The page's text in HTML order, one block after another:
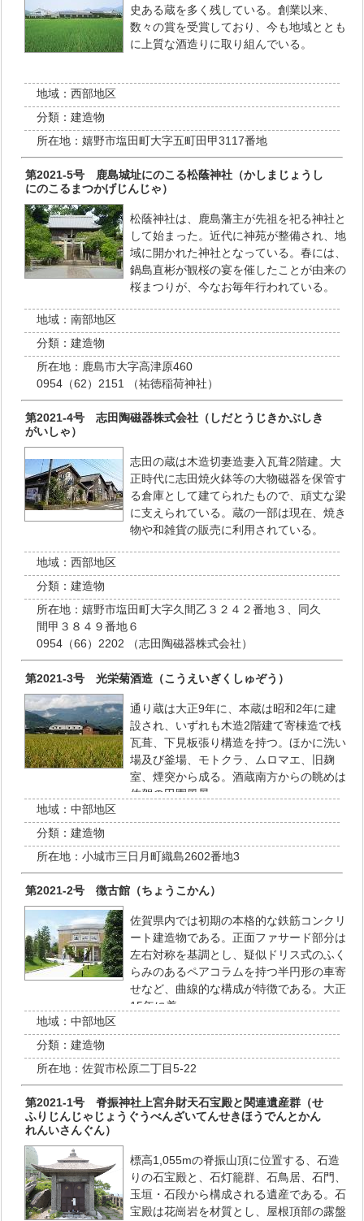
史ある蔵を多く残している。創業以来、
数々の賞を受賞しており、今も地域ととも
に上質な酒造りに取り組んでいる。
地域： 西部地区
分類： 建造物
所在地： 嬉野市塩田町大字五町田甲3117番地
第2021‐5号 鹿島城址にのこる松蔭神社（かしまじょうし
にのこるまつかげじんじゃ）
松蔭神社は、鹿島藩主が先祖を祀る神社と
して始まった。近代に神苑が整備され、地
域に開かれた神社となっている。春には、
鍋島直彬が観桜の宴を催したことが由来の
桜まつりが、今なお毎年行われている。
地域： 南部地区
分類： 建造物
所在地： 鹿島市大字高津原460
0954（62）2151 （祐徳稲荷神社）
第2021‐4号 志田陶磁器株式会社（しだとうじきかぶしき
がいしゃ）
志田の蔵は木造切妻造妻入瓦葺2階建。大
正時代に志田焼火鉢等の大物磁器を保管す
る倉庫として建てられたもので、頑丈な梁
に支えられている。蔵の一部は現在、焼き
物や和雑貨の販売に利用されている。
地域： 西部地区
分類： 建造物
所在地： 嬉野市塩田町大字久間乙３２４２番地３、同久
間甲３８４９番地６
0954（66）2202 （志田陶磁器株式会社）
第2021‐3号 光栄菊酒造（こうえいぎくしゅぞう）
通り蔵は大正9年に、本蔵は昭和2年に建
設され、いずれも木造2階建て寄棟造で桟
瓦葺、下見板張り構造を持つ。ほかに洗い
場及び釜場、モトクラ、ムロマエ、旧麹
室、煙突から成る。酒蔵南方からの眺めは
佐賀の田園風景…
地域： 中部地区
分類： 建造物
所在地： 小城市三日月町織島2602番地3
第2021-2号 徴古館（ちょうこかん）
佐賀県内では初期の本格的な鉄筋コンクリ
ート建造物である。正面ファサード部分は
左右対称を基調とし、疑似ドリス式のふく
らみのあるペアコラムを持つ半円形の車寄
せなど、曲線的な構成が特徴である。大正
15年に着…
地域： 中部地区
分類： 建造物
所在地： 佐賀市松原二丁目5-22
第2021-1号 脊振神社上宮弁財天石宝殿と関連遺産群（せ
ふりじんじゃじょうぐうべんざいてんせきほうでんとかん
れんいさんぐん）
標高1,055mの脊振山頂に位置する、石造
りの石宝殿と、石灯籠群、石鳥居、石門、
玉垣・石段から構成される遺産である。石
宝殿は花崗岩を材質とし、屋根頂部の露盤